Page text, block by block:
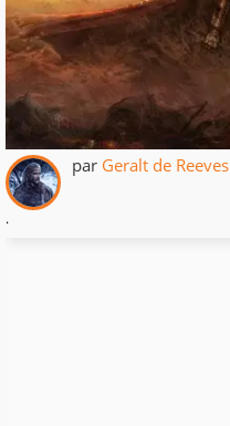
par Geralt de Reeves
.